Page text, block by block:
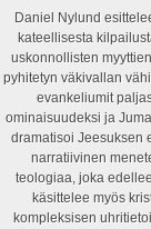
Daniel Nylund
kateellisesta
uskonnollisten
pyhitetyn väkivallan
evankeliumit
ominaisuudeksi ja
dramatisoi Jeesuksen
narratiivinen
teologiaa, joka
käsittelee myös
kompleksisen